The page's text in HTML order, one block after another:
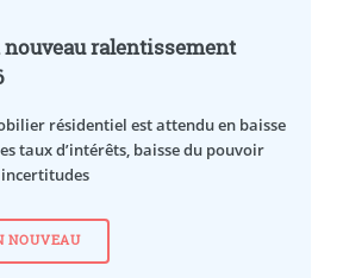
ralentissement
résidentiel est attendu en baisse
taux d’intérêts, baisse du pouvoir
NOUVEAU